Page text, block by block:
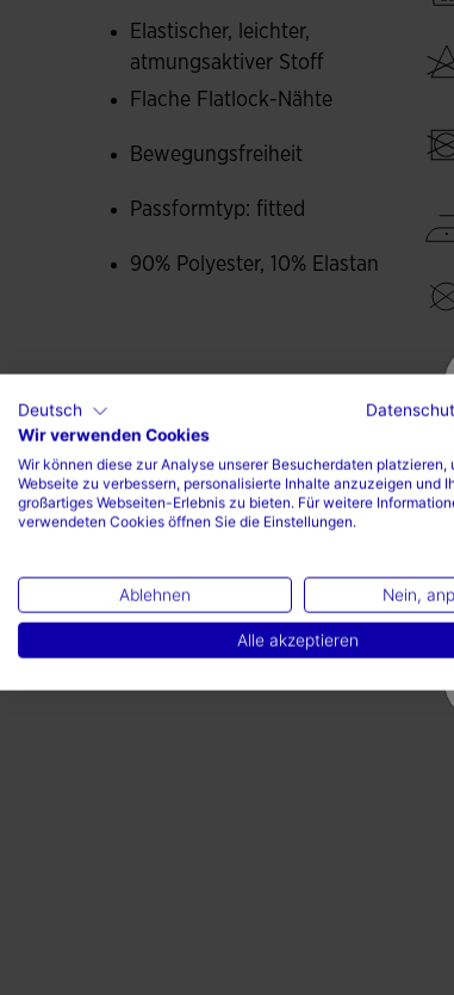
Elastischer, leichter,
atmungsaktiver Stoff
Flache Flatlock-Nähte
Bewegungsfreiheit
Passformtyp: fitted
90% Polyester, 10% Elastan
Valoraciones (1)
Deutsch
Wir verwenden Cookies
Wir können diese zur Analyse unserer Besucherdaten platzieren,
Webseite zu verbessern, personalisierte Inhalte anzuzeigen und
großartiges Webseiten-Erlebnis zu bieten. Für weitere
verwendeten Cookies öffnen Sie die Einstellungen.
Ablehnen Nein,
Alle akzeptieren